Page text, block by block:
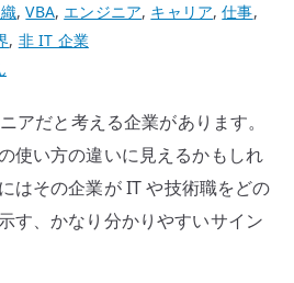
,VBA, エンジニア, キャリア,仕事,
, 非 IT 企業
アだと考える企業があります。
使い方の違いに見えるかもしれ
はその企業が IT や技術職をどの
す、かなり分かりやすいサイン